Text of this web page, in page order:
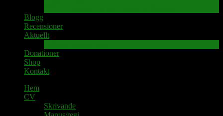
Blogg
Recensioner
Aktuellt
Donationer
Shop
Kontakt
Hem
CV
Skrivande